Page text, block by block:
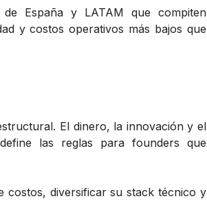
España y LATAM que compiten
y costos operativos más bajos que
El dinero, la innovación y el
las reglas para founders que
costos, diversificar su stack técnico y